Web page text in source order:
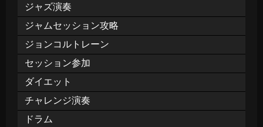
ジャズ演奏
ジャムセッション攻略
ジョンコルトレーン
セッション参加
ダイエット
チャレンジ演奏
ドラム